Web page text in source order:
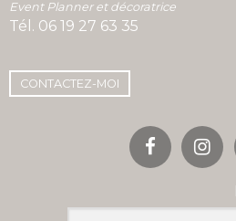
Event Planner et décoratrice
Tél. 06 19 27 63 35
CONTACTEZ-MOI